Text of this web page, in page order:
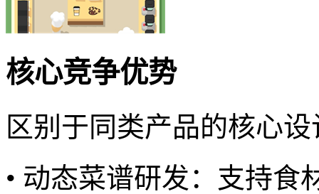
核心竞争优势
区别于同类产品的核心
• 动态菜谱研发：支持食